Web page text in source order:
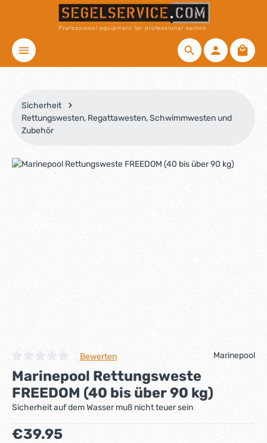
Zum Hauptinhalt springen
Sicherheit
Rettungswesten, Regattawesten, Schwimmwesten und
Zubehör
Bildergalerie überspringen
Durchschnittliche Bewertung von 0 von 5 Sternen
Bewerten Marinepool
Marinepool Rettungsweste
FREEDOM (40 bis über 90 kg)
Sicherheit auf dem Wasser muß nicht teuer sein
Regulärer Preis:
€39.95